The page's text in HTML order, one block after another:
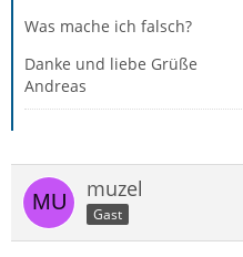
Was mache ich falsch?
Danke und liebe Grüße
Andreas
muzel
Gast